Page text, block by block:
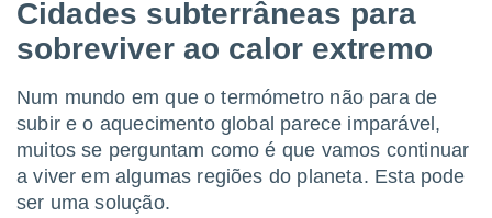
para
as
fornecidas
a este
das
e
Cidades subterrâneas para
sobreviver ao calor extremo
Num mundo em que o termómetro não para de
subir e o aquecimento global parece imparável,
muitos se perguntam como é que vamos continuar
a viver em algumas regiões do planeta. Esta pode
ser uma solução.